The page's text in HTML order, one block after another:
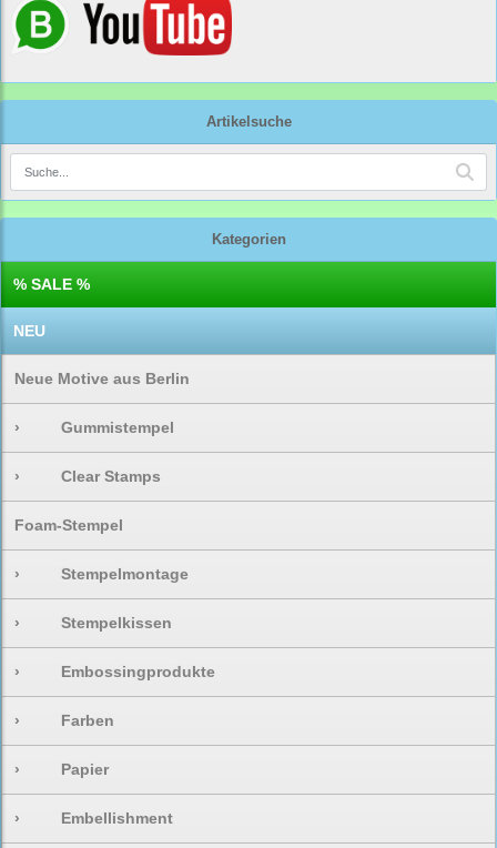
Artikelsuche
Kategorien
% SALE %
NEU
Neue Motive aus Berlin
› Gummistempel
› Clear Stamps
Foam-Stempel
› Stempelmontage
› Stempelkissen
› Embossingprodukte
› Farben
› Papier
› Embellishment